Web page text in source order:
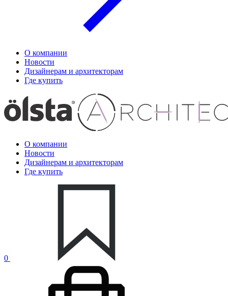
О компании
Новости
Дизайнерам и архитекторам
Где купить
О компании
Новости
Дизайнерам и архитекторам
Где купить
0